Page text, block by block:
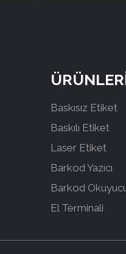
Baskısız Etiket
Baskılı Etiket
Laser Etiket
Barkod Yazıcı
Barkod
El Terminali